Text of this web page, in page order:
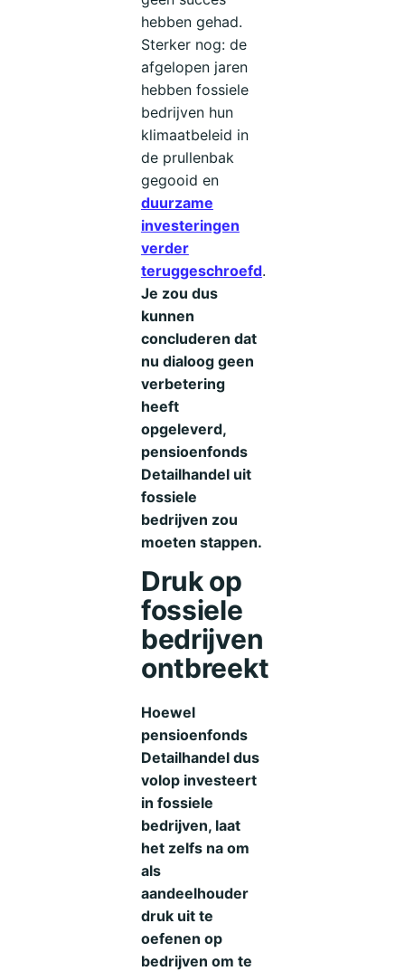
hebben gehad.
Sterker nog: de
afgelopen jaren
hebben fossiele
bedrijven hun
klimaatbeleid in
de prullenbak
gegooid en
duurzame
investeringen
verder
teruggeschroefd.
Je zou dus
kunnen
concluderen dat
nu dialoog geen
verbetering
heeft
opgeleverd,
pensioenfonds
Detailhandel uit
fossiele
bedrijven zou
moeten stappen.
Druk op
fossiele
bedrijven
ontbreekt
Hoewel
pensioenfonds
Detailhandel dus
volop investeert
in fossiele
bedrijven, laat
het zelfs na om
als
aandeelhouder
druk uit te
oefenen op
bedrijven om te